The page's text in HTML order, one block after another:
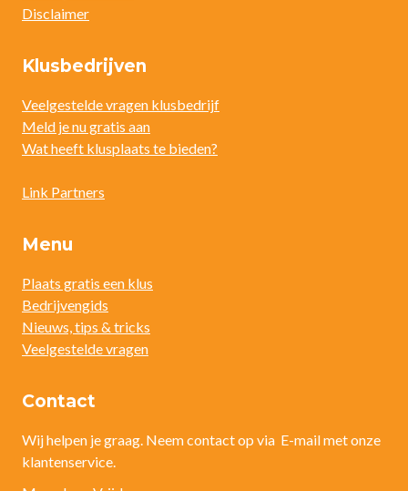
Disclaimer
Klusbedrijven
Veelgestelde vragen klusbedrijf
Meld je nu gratis aan
Wat heeft klusplaats te bieden?
Link Partners
Menu
Plaats gratis een klus
Bedrijvengids
Nieuws, tips & tricks
Veelgestelde vragen
Contact
Wij helpen je graag. Neem contact op via E-mail met onze
klantenservice.